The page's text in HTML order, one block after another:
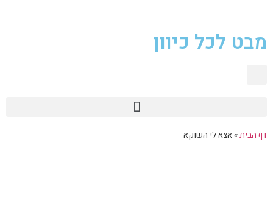
מבט לכל כיוון
דף הבית»אצא לי השוקא